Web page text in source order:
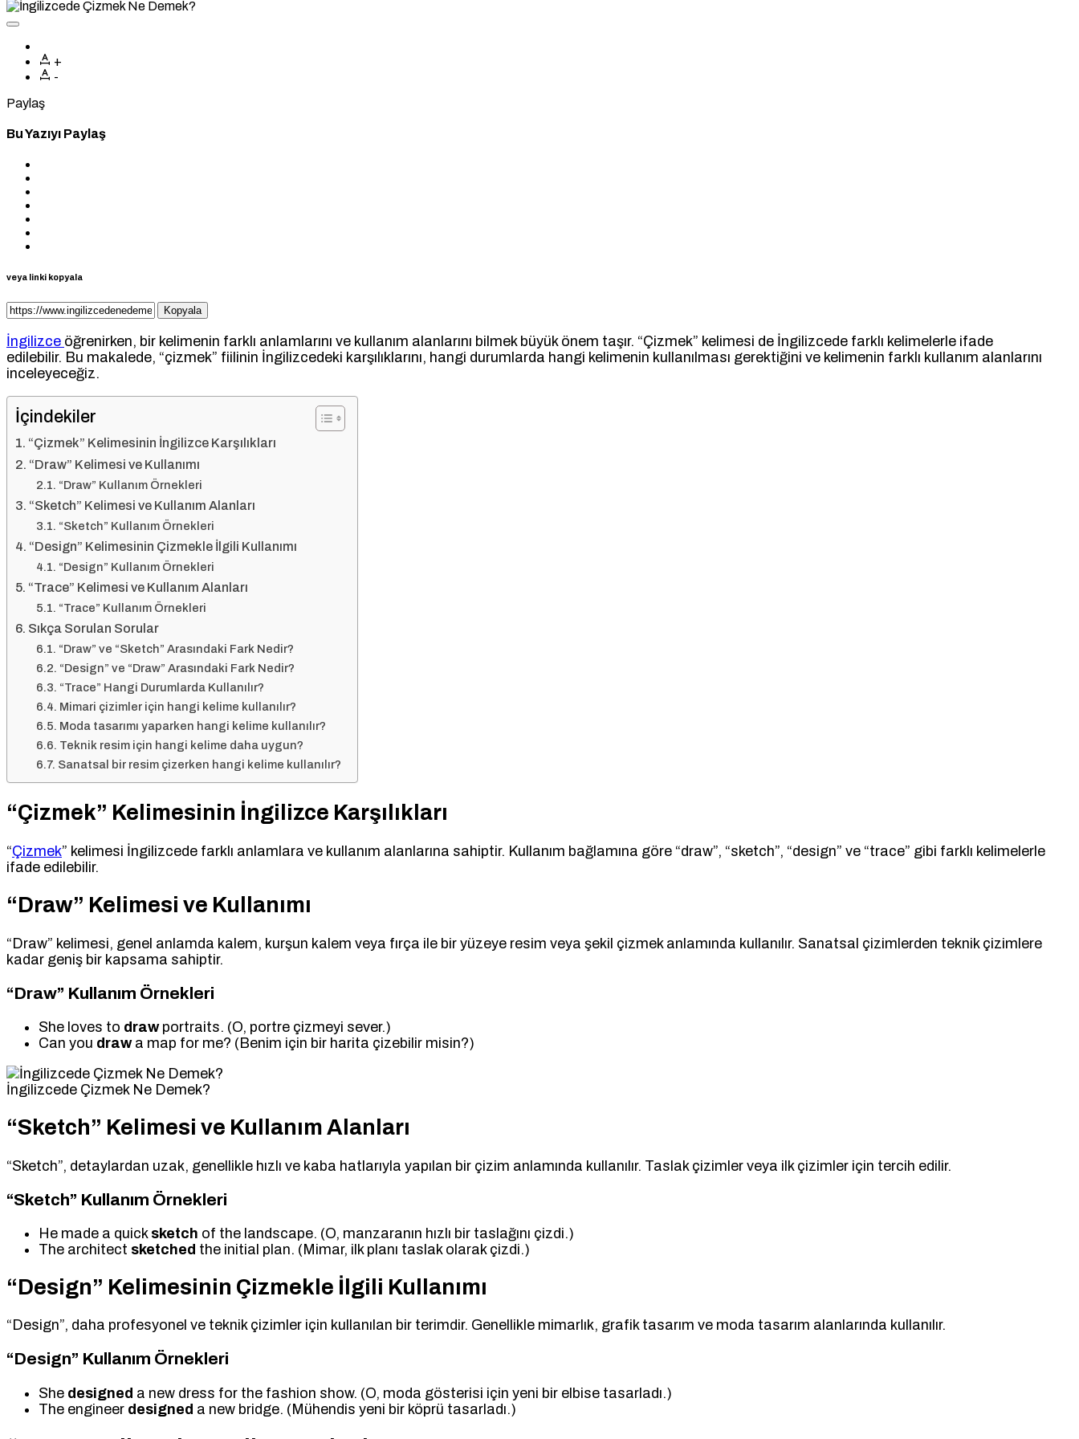
+
-
Paylaş
Bu Yazıyı Paylaş
veya linki kopyala
Kopyala
İngilizce öğrenirken, bir kelimenin farklı anlamlarını ve kullanım alanlarını bilmek büyük önem taşır. “Çizmek” kelimesi de İngilizcede farklı kelimelerle ifade
edilebilir. Bu makalede, “çizmek” fiilinin İngilizcedeki karşılıklarını, hangi durumlarda hangi kelimenin kullanılması gerektiğini ve kelimenin farklı kullanım alanlarını
inceleyeceğiz.
İçindekiler
“Çizmek” Kelimesinin İngilizce Karşılıkları
“Draw” Kelimesi ve Kullanımı
“Draw” Kullanım Örnekleri
“Sketch” Kelimesi ve Kullanım Alanları
“Sketch” Kullanım Örnekleri
“Design” Kelimesinin Çizmekle İlgili Kullanımı
“Design” Kullanım Örnekleri
“Trace” Kelimesi ve Kullanım Alanları
“Trace” Kullanım Örnekleri
Sıkça Sorulan Sorular
“Draw” ve “Sketch” Arasındaki Fark Nedir?
“Design” ve “Draw” Arasındaki Fark Nedir?
“Trace” Hangi Durumlarda Kullanılır?
Mimari çizimler için hangi kelime kullanılır?
Moda tasarımı yaparken hangi kelime kullanılır?
Teknik resim için hangi kelime daha uygun?
Sanatsal bir resim çizerken hangi kelime kullanılır?
“Çizmek” Kelimesinin İngilizce Karşılıkları
“Çizmek” kelimesi İngilizcede farklı anlamlara ve kullanım alanlarına sahiptir. Kullanım bağlamına göre “draw”, “sketch”, “design” ve “trace” gibi farklı kelimelerle
ifade edilebilir.
“Draw” Kelimesi ve Kullanımı
“Draw” kelimesi, genel anlamda kalem, kurşun kalem veya fırça ile bir yüzeye resim veya şekil çizmek anlamında kullanılır. Sanatsal çizimlerden teknik çizimlere
kadar geniş bir kapsama sahiptir.
“Draw” Kullanım Örnekleri
She loves to drawportraits. (O, portre çizmeyi sever.)
Can you drawa map for me? (Benim için bir harita çizebilir misin?)
İngilizcede Çizmek Ne Demek?
“Sketch” Kelimesi ve Kullanım Alanları
“Sketch”, detaylardan uzak, genellikle hızlı ve kaba hatlarıyla yapılan bir çizim anlamında kullanılır. Taslak çizimler veya ilk çizimler için tercih edilir.
“Sketch” Kullanım Örnekleri
He made a quick sketch of the landscape. (O, manzaranın hızlı bir taslağını çizdi.)
The architect sketched the initial plan. (Mimar, ilk planı taslak olarak çizdi.)
“Design” Kelimesinin Çizmekle İlgili Kullanımı
“Design”, daha profesyonel ve teknik çizimler için kullanılan bir terimdir. Genellikle mimarlık, grafik tasarım ve moda tasarım alanlarında kullanılır.
“Design” Kullanım Örnekleri
She designed a new dress for the fashion show. (O, moda gösterisi için yeni bir elbise tasarladı.)
The engineer designed a new bridge. (Mühendis yeni bir köprü tasarladı.)